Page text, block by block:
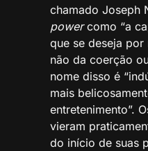
chamado Joseph
powercomo “a
que se deseja
não da coerção
nome disso é
mais
entretenimento”.
vieram
do início de suas